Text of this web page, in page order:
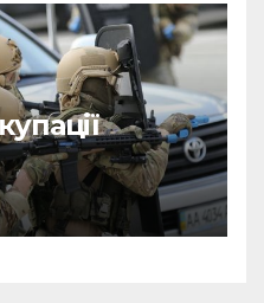
обстріли:
агітатора